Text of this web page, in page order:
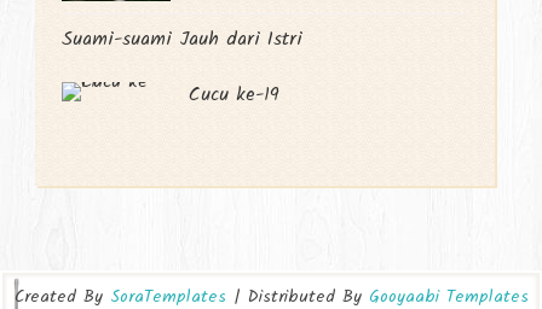
Suami-suami Jauh dari Istri
Cucu ke-19
Created By SoraTemplates | Distributed By Gooyaabi Templates